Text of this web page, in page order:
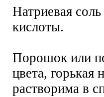
Натриевая
кислоты.
Порошок или
цвета, горькая
растворима в